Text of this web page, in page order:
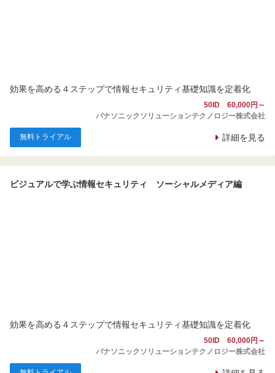
効果を高める４ステップで情報セキュリティ基礎知識を定着化
50ID 60,000円～
パナソニックソリューションテクノロジー株式会社
無料トライアル 詳細を見る
ビジュアルで学ぶ情報セキュリティ ソーシャルメディア編
効果を高める４ステップで情報セキュリティ基礎知識を定着化
50ID 60,000円～
パナソニックソリューションテクノロジー株式会社